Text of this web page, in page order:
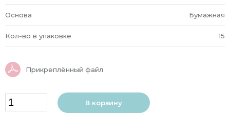
Основа Бумажная
Кол-во в упаковке 15
Прикреплённый файл
В корзину